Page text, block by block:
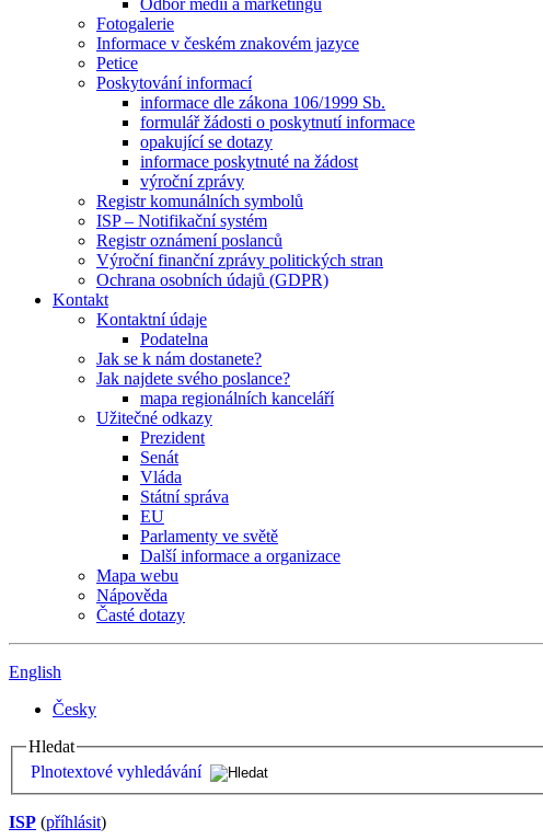
Fotogalerie
Informace v českém znakovém jazyce
Petice
Poskytování informací
informace dle zákona 106/1999 Sb.
formulář žádosti o poskytnutí informace
opakující se dotazy
informace poskytnuté na žádost
výroční zprávy
Registr komunálních symbolů
ISP – Notifikační systém
Registr oznámení poslanců
Výroční finanční zprávy politických stran
Ochrana osobních údajů (GDPR)
Kontakt
Kontaktní údaje
Podatelna
Jak se k nám dostanete?
Jak najdete svého poslance?
mapa regionálních kanceláří
Užitečné odkazy
Prezident
Senát
Vláda
Státní správa
EU
Parlamenty ve světě
Další informace a organizace
Mapa webu
Nápověda
Časté dotazy
English
Česky
Hledat
Plnotextové vyhledávání
ISP (příhlásit)